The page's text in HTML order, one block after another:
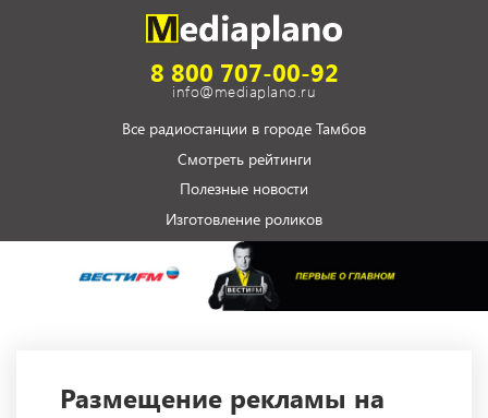
8 800 707-00-92
info@mediaplano.ru
Все радиостанции в городе Тамбов
Смотреть рейтинги
Полезные новости
Изготовление роликов
Размещение рекламы на